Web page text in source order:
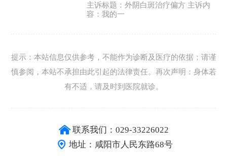
主诉标题：外阴白斑治疗偏方 主诉内
容：我的一
提示：本站信息仅供参考，不能作为诊断及医疗的依据；请谨
慎参阅，本站不承担由此引起的法律责任。再次声明：身体若
有不适，请及时到医院就诊。
联系我们：029-33226022
地址：咸阳市人民东路68号